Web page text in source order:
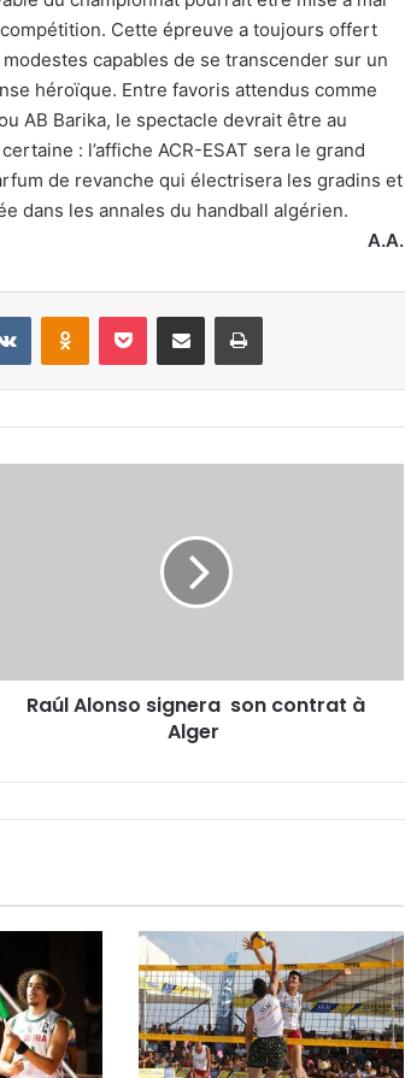
Cette épreuve a toujours offert
capables de se transcender sur un
héroïque. Entre favoris attendus comme
AB Barika, le spectacle devrait être au
: l’affiche ACR-ESAT sera le grand
de revanche qui électrisera les gradins et
dans les annales du handball algérien.
A.A.
VKontakteOdnoklassniki
Pocket Partager par email Imprimer
Raúl Alonso signera son contrat à
Alger